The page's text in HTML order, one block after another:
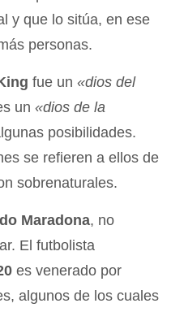
y que lo sitúa, en ese
personas.
fue un «dios del
un «dios de la
posibilidades.
se refieren a ellos de
sobrenaturales.
Maradona, no
El futbolista
es venerado por
algunos de los cuales